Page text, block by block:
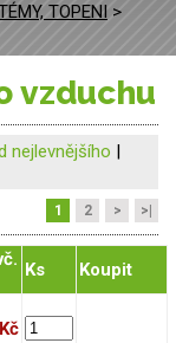
TOPENI >
vzduchu
nejlevnějšího |
1 2 > >|
Ks
Koupit